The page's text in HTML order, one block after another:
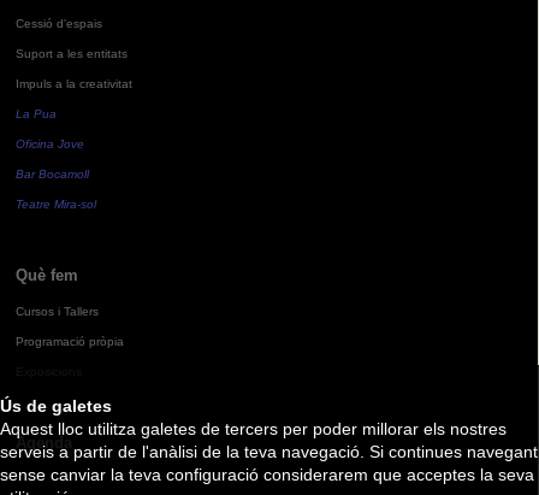
Ús de galetes
Aquest lloc utilitza galetes de tercers per poder millorar els nostres
serveis a partir de l'anàlisi de la teva navegació. Si continues navegant
sense canviar la teva configuració considerarem que acceptes la seva
Cessió d'espais
Suport a les entitats
Impuls a la creativitat
La Pua
Oficina Jove
Bar Bocamoll
Teatre Mira-sol
Què fem
Cursos i Tallers
Programació pròpia
Agenda